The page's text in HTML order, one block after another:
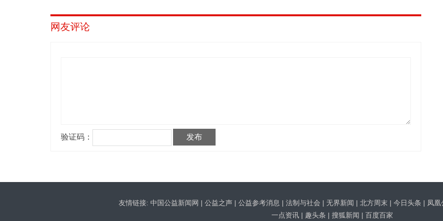
网友评论
友情链接: 中国公益新闻网 | 公益之声 | 公益参考消息 | 法制与社会 | 无界新闻 | 北方周末 | 今日头条 | 凤凰
一点资讯 | 趣头条 | 搜狐新闻 | 百度百家